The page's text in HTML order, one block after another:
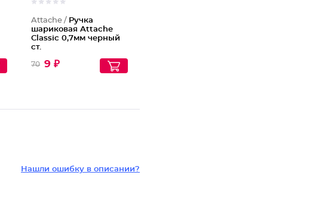
Attache / Ручка
шариковая Attache
Classic 0,7мм черный
ст.
70 9 ₽
Нашли ошибку в описании?